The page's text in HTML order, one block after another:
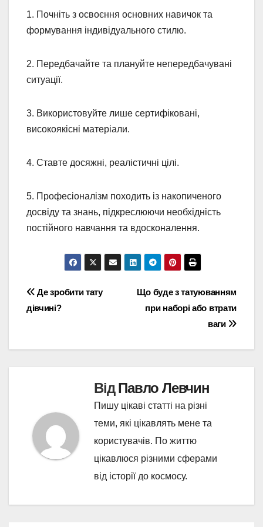
1. Почніть з освоєння основних навичок та
формування індивідуального стилю.
2. Передбачайте та плануйте непередбачувані
ситуації.
3. Використовуйте лише сертифіковані,
високоякісні матеріали.
4. Ставте досяжні, реалістичні цілі.
5. Професіоналізм походить із накопиченого
досвіду та знань, підкреслюючи необхідність
постійного навчання та вдосконалення.
Навігація
записів
Що буде з татуюванням
при наборі або втрати
ваги
Де зробити тату
дівчині?
ВідПавло Левчин
Пишу цікаві статті на різні
теми, які цікавлять мене та
користувачів. По життю
цікавлюся різними сферами
від історії до космосу.